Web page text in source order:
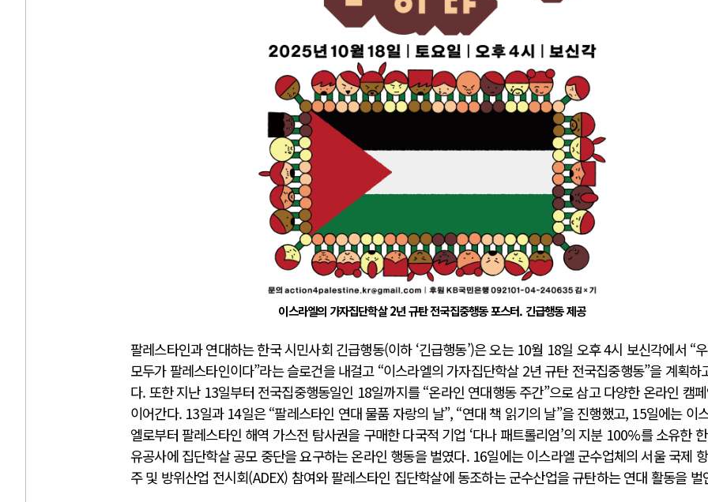
이스라엘의 가자집단학살 2년 규탄 전국집중행동 포스터. 긴급행동 제공
팔레스타인과 연대하는 한국 시민사회 긴급행동(이하 ‘긴급행동’)은 오는 10월 18일 오후 4시 보신각에서 “
모두가 팔레스타인이다”라는 슬로건을 내걸고 “이스라엘의 가자집단학살 2년 규탄 전국집중행동”을 계획하
다. 또한 지난 13일부터 전국집중행동일인 18일까지를 “온라인 연대행동 주간”으로 삼고 다양한 온라인 캠
이어간다. 13일과 14일은 “팔레스타인 연대 물품 자랑의 날”, “연대 책 읽기의 날”을 진행했고, 15일에는 이
엘로부터 팔레스타인 해역 가스전 탐사권을 구매한 다국적 기업 ‘다나 패트롤리엄’의 지분 100%를 소유한
유공사에 집단학살 공모 중단을 요구하는 온라인 행동을 벌였다. 16일에는 이스라엘 군수업체의 서울 국제
주 및 방위산업 전시회(ADEX) 참여와 팔레스타인 집단학살에 동조하는 군수산업을 규탄하는 연대 활동을 벌